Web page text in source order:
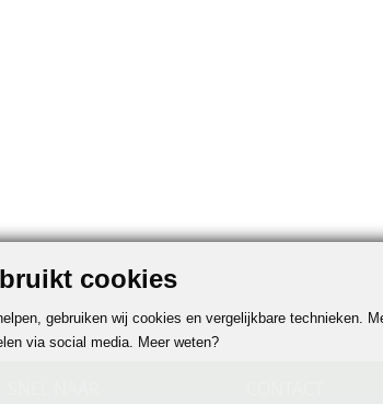
cookies
gebruiken wij cookies en vergelijkbare technieken.
via social media. Meer weten?